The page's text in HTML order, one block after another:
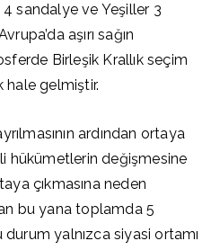
sandalye ve Yeşiller 3
aşırı sağın
Birleşik Krallık seçim
hale gelmiştir.
ardından ortaya
hükümetlerin değişmesine
çıkmasına neden
bu yana toplamda 5
yalnızca siyasi ortamı